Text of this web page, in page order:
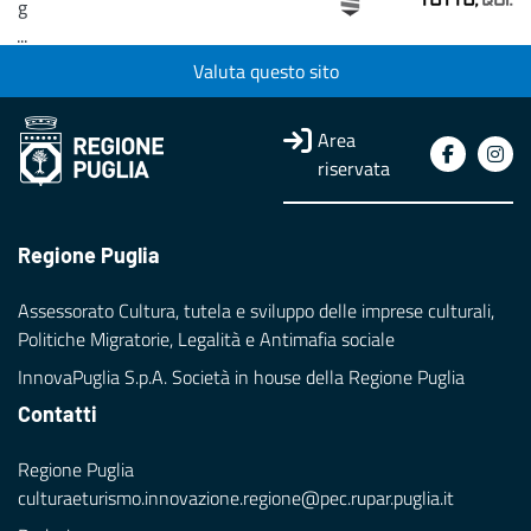
g
...
Valuta questo sito
Area
riservata
Regione Puglia
Assessorato Cultura, tutela e sviluppo delle imprese culturali,
Politiche Migratorie, Legalità e Antimafia sociale
InnovaPuglia S.p.A. Società in house della Regione Puglia
Contatti
Regione Puglia
culturaeturismo.innovazione.regione@pec.rupar.puglia.it